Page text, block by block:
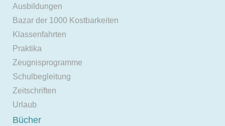
Ausbildungen
Bazar der 1000 Kostbarkeiten
Klassenfahrten
Praktika
Zeugnisprogramme
Schulbegleitung
Zeitschriften
Urlaub
Bücher